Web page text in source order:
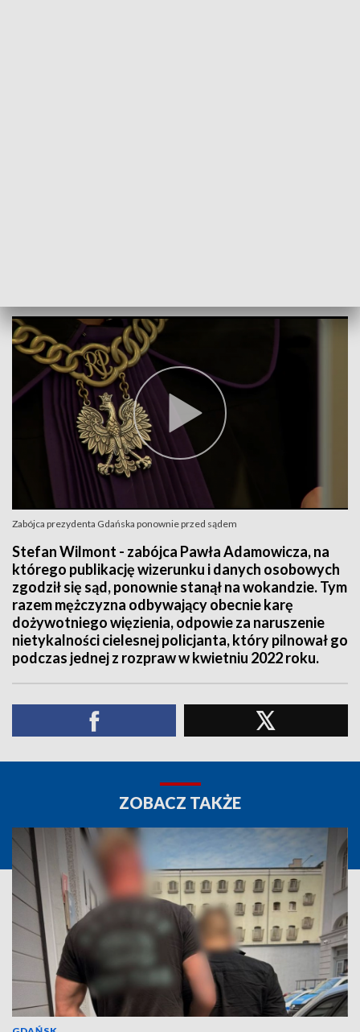
Zabójca prezydenta Gdańska ponownie przed sądem
Stefan Wilmont - zabójca Pawła Adamowicza, na
którego publikację wizerunku i danych osobowych
zgodził się sąd, ponownie stanął na wokandzie. Tym
razem mężczyzna odbywający obecnie karę
dożywotniego więzienia, odpowie za naruszenie
nietykalności cielesnej policjanta, który pilnował go
podczas jednej z rozpraw w kwietniu 2022 roku.
ZOBACZ TAKŻE